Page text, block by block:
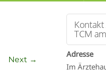
Next →
TCM
Adresse
Im